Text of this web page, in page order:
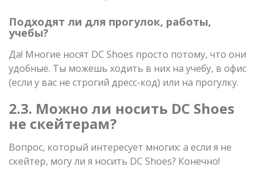
Подходят ли для прогулок, работы,
учебы?
Да! Многие носят DC Shoes просто потому, что они
удобные. Ты можешь ходить в них на учебу, в офис
(если у вас не строгий дресс-код) или на прогулку.
2.3. Можно ли носить DC Shoes
не скейтерам?
Вопрос, который интересует многих: а если я не
скейтер, могу ли я носить DC Shoes? Конечно!